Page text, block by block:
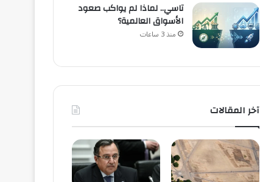
تاسي.. لماذا لم يواكب صعود
الأسواق العالمية؟
منذ 3 ساعات
آخر المقالات